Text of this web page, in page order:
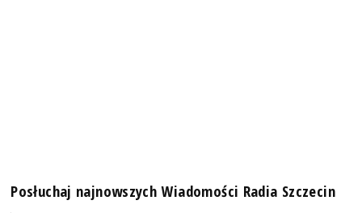
Posłuchaj najnowszych Wiadomości Radia Szczecin